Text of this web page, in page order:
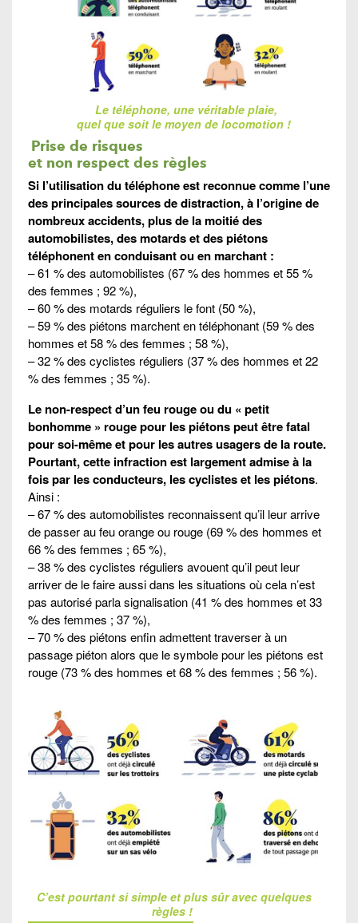
Le téléphone, une véritable plaie,
quel que soit le moyen de locomotion !
Prise de risques
et non respect des règles
Si l’utilisation du téléphone est reconnue comme l’une
des principales sources de distraction, à l’origine de
nombreux accidents, plus de la moitié des
automobilistes, des motards et des piétons
téléphonent en conduisant ou en marchant :
– 61 % des automobilistes (67 % des hommes et 55 %
des femmes ; 92 %),
– 60 % des motards réguliers le font (50 %),
– 59 % des piétons marchent en téléphonant (59 % des
hommes et 58 % des femmes ; 58 %),
– 32 % des cyclistes réguliers (37 % des hommes et 22
% des femmes ; 35 %).
Le non-respect d’un feu rouge ou du « petit
bonhomme » rouge pour les piétons peut être fatal
pour soi-même et pour les autres usagers de la route.
Pourtant, cette infraction est largement admise à la
fois par les conducteurs, les cyclistes et les piétons.
Ainsi :
– 67 % des automobilistes reconnaissent qu’il leur arrive
de passer au feu orange ou rouge (69 % des hommes et
66 % des femmes ; 65 %),
– 38 % des cyclistes réguliers avouent qu’il peut leur
arriver de le faire aussi dans les situations où cela n’est
pas autorisé parla signalisation (41 % des hommes et 33
% des femmes ; 37 %),
– 70 % des piétons enfin admettent traverser à un
passage piéton alors que le symbole pour les piétons est
rouge (73 % des hommes et 68 % des femmes ; 56 %).
C’est pourtant si simple et plus sûr avec quelques
règles !